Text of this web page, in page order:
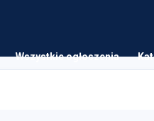
Wszystkie ogłoszenia